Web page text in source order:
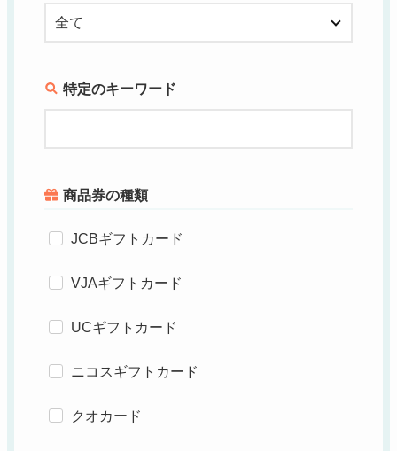
特定のキーワード
商品券の種類
JCBギフトカード
VJAギフトカード
UCギフトカード
ニコスギフトカード
クオカード